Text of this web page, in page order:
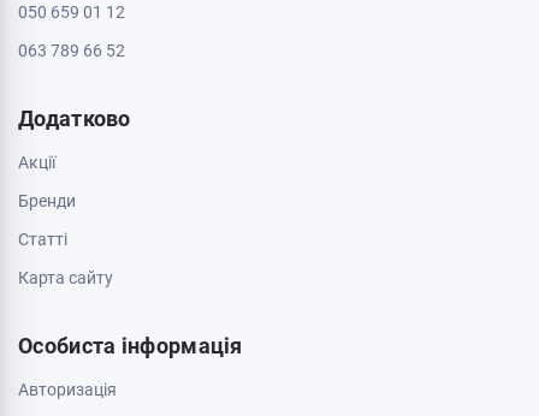
050 659 01 12
063 789 66 52
Додатково
Акції
Бренди
Cтатті
Карта сайту
Особиста інформація
Авторизація